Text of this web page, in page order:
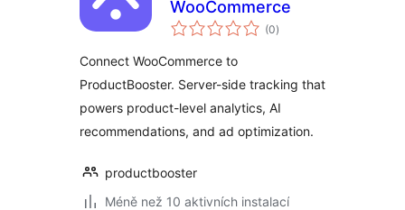
WooCommerce
(0celkové
hodnocení
)
Connect WooCommerce to
ProductBooster. Server-side tracking that
powers product-level analytics, AI
recommendations, and ad optimization.
productbooster
Méně než 10 aktivních instalací